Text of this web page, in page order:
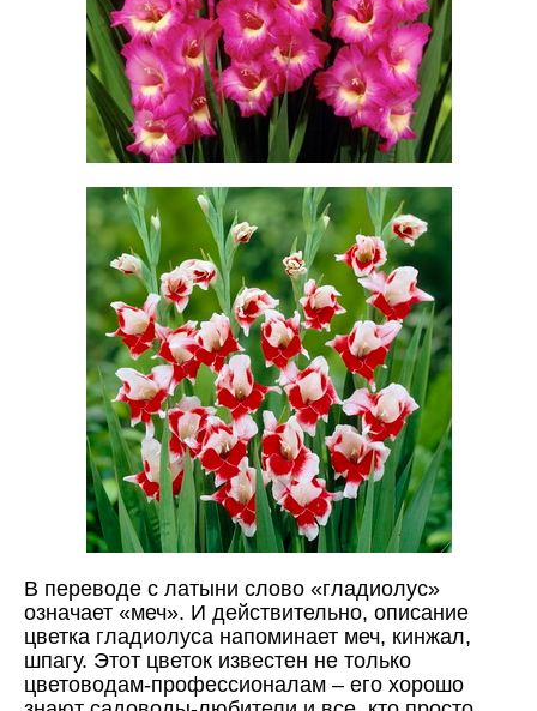
В переводе с латыни слово «гладиолус»
означает «меч». И действительно, описание
цветка гладиолуса напоминает меч, кинжал,
шпагу. Этот цветок известен не только
цветоводам-профессионалам – его хорошо